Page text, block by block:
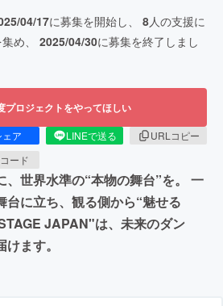
04/17に募集を開始し、 8人の支援に
め、 2025/04/30に募集を終了しまし
プロジェクトをやってほしい
ェア LINEで送る
URLコピー
ード
、世界水準の“本物の舞台”を。 一
台に立ち、観る側から“魅せる
JAPAN"は、未来のダン
ます。